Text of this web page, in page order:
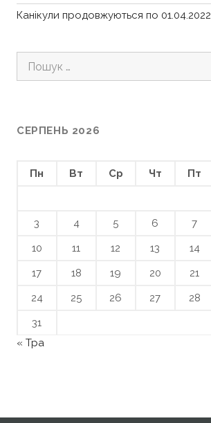
Канікули продовжуються по 01.04.2022
СЕРПЕНЬ 2026
Пн Вт Ср Чт Пт
3
4 5 6 7
10
11 12 13 14
17
18 19 20 21
24
25 26 27 28
31
« Тра